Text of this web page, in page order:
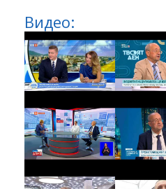
Видео: